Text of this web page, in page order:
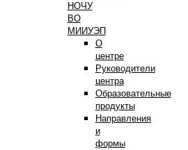
НОЧУ
ВО
МИИУЭП
О
центре
Руководители
центра
Образовательные
продукты
Направления
и
формы